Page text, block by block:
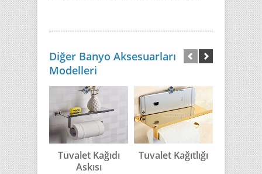
Diğer Banyo Aksesuarları
Modelleri
Tuvalet Kağıdı
Askısı
Tuvalet Kağıtlığı
Antik
Tuvalet